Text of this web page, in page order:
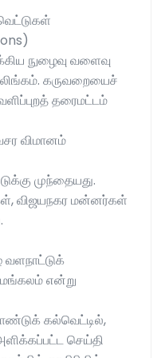
நுழைவு வளைவு
லிங்கம். கருவறையைச்
தரைமட்டம்
விமானம்
முந்தையது.
விஜயநகர மன்னர்கள்
மங்கலம் என்று
கல்வெட்டில்,
செய்தி